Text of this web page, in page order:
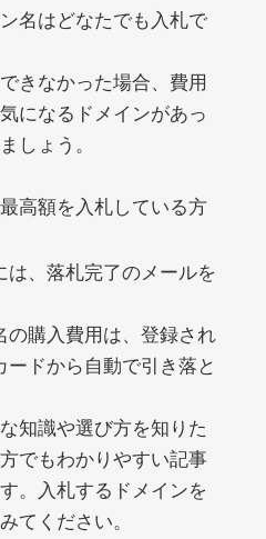
ドメイン年齢1年
を見る
ドメイン年齢 5年
名はどなたでも入札で
きなかった場合、費用
になるドメインがあっ
しょう。
高額を入札している方
は、落札完了のメールを
の購入費用は、登録され
ードから自動で引き落と
知識や選び方を知りた
でもわかりやすい記事
。入札するドメインを
てください。